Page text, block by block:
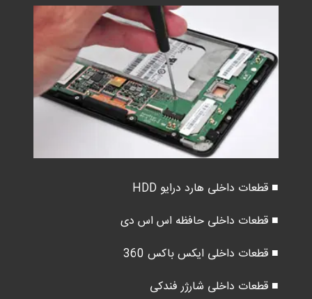
■ قطعات داخلی هارد درایو HDD
■ قطعات داخلی حافظه اس اس دی
■ قطعات داخلی ایکس باکس 360
■ قطعات داخلی شارژر فندکی